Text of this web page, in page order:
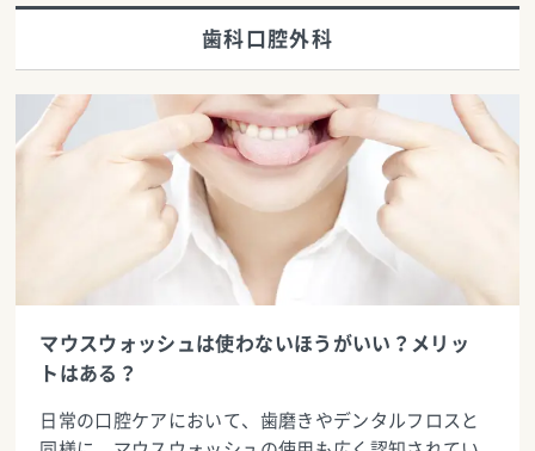
歯科口腔外科
マウスウォッシュは使わないほうがいい？メリッ
トはある？
日常の口腔ケアにおいて、歯磨きやデンタルフロスと